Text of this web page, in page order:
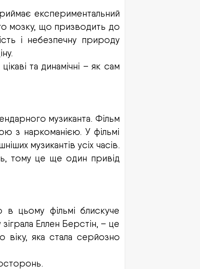
експериментальний
мозку, що призводить до
і небезпечну природу
та динамічні – як сам
музиканта. Фільм
з наркоманією. У фільмі
музикантів усіх часів.
тому це ще один привід
в цьому фільмі блискуче
Еллен Берстін, – це
яка стала серйозно